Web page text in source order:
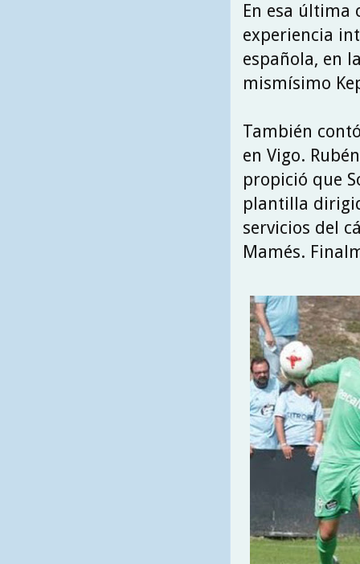
En esa última
experiencia
española, en
mismísimo
También
en Vigo.
propició que
plantilla
servicios del
Mamés.